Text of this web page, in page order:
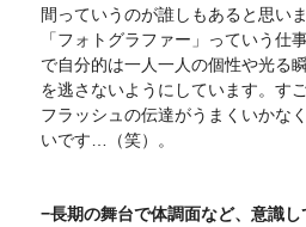
間っていうのが誰しもあると思い
「フォトグラファー」っていう仕
で自分的は一人一人の個性や光る
を逃さないようにしています。す
フラッシュの伝達がうまくいかな
いです…（笑）。
−長期の舞台で体調面など、意識